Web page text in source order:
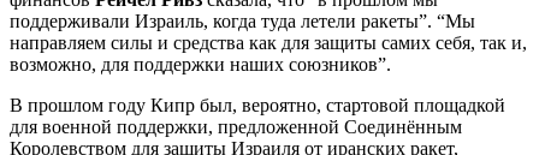
поддерживали Израиль, когда туда летели ракеты”. “Мы
направляем силы и средства как для защиты самих себя, так и,
возможно, для поддержки наших союзников”.
В прошлом году Кипр был, вероятно, стартовой площадкой
для военной поддержки, предложенной Соединённым
Королевством для защиты Израиля от иранских ракет,